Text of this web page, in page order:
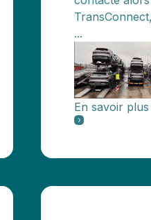
...
En savoir plus